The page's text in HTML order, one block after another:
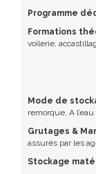
Programme
Formations
voilerie,
Mode de
remorque, A
Grutages &
assurés par les
Stockage